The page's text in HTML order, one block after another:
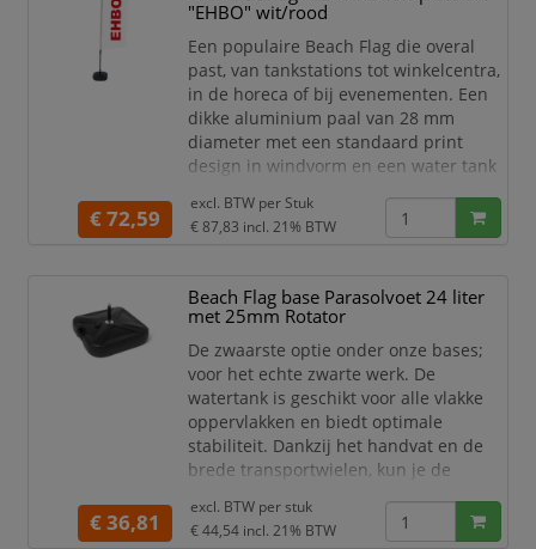
2 x 40 liter water tank inclusief,
geen rotator nodig
De vlaggenprint is B1 gecert
"EHBO" wit/rood
Een populaire Beach Flag die overal
past, van tankstations tot winkelcentra,
in de horeca of bij evenementen. Een
dikke aluminium paal van 28 mm
diameter met een standaard print
design in windvorm en een water tank
jouw gelegenheid. Een mooie vlag voor
jouw binnen- en buitenreclame.
print "EHBO" en water tank voet
Meest populaire Beach Flag
€ 72,59
excl. BTW per Stuk
€ 87,83 incl. 21% BTW
Beach Flag base Parasolvoet 24 liter
met 25mm Rotator
De zwaarste optie onder onze bases;
voor het echte zwarte werk. De
watertank is geschikt voor alle vlakke
oppervlakken en biedt optimale
stabiliteit. Dankzij het handvat en de
brede transportwielen, kun je de
de gewenste locatie, zelfs als deze met
water is gevuld!
€ 36,81
excl. BTW perstuk
€ 44,54 incl. 21% BTW